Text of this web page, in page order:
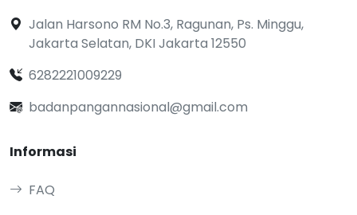
Jalan Harsono RM No.3, Ragunan, Ps. Minggu,
Jakarta Selatan, DKI Jakarta 12550
6282221009229
badanpangannasional@gmail.com
Informasi
FAQ